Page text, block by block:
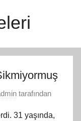
tarafından
31 yaşında,